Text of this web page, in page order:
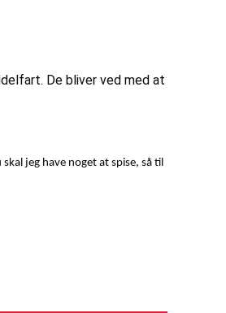
De bliver ved med at
jeg have noget at spise, så til